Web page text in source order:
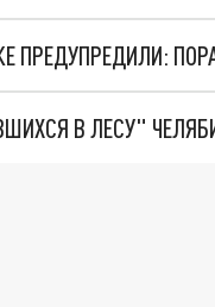
ПРЕДУПРЕДИЛИ: